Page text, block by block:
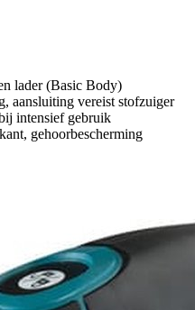
lader (Basic Body)
aansluiting vereist stofzuiger
intensief gebruik
gehoorbescherming